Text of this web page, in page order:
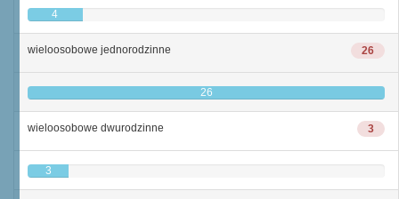
4
26
wieloosobowe jednorodzinne
26
3
wieloosobowe dwurodzinne
3